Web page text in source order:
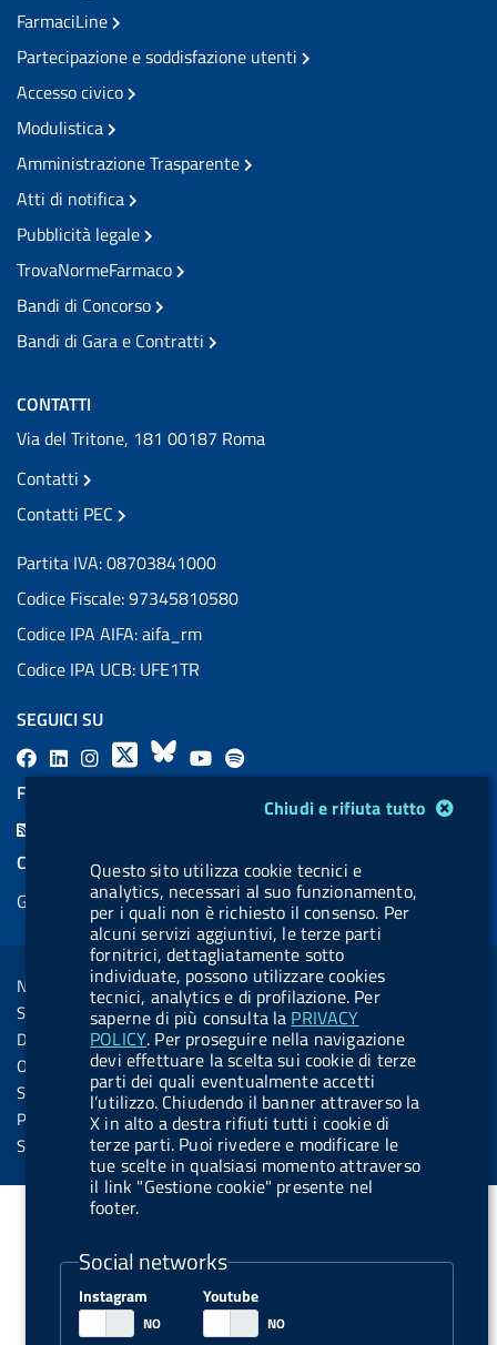
Chiudi e rifiuta tutto
Questo sito utilizza cookie tecnici e
analytics, necessari al suo funzionamento,
per i quali non è richiesto il consenso. Per
alcuni servizi aggiuntivi, le terze parti
fornitrici, dettagliatamente sotto
individuate, possono utilizzare cookies
tecnici, analytics e di profilazione. Per
saperne di più consulta la PRIVACY
POLICY. Per proseguire nella navigazione
devi effettuare la scelta sui cookie di terze
parti dei quali eventualmente accetti
l’utilizzo. Chiudendo il banner attraverso la
X in alto a destra rifiuti tutti i cookie di
terze parti. Puoi rivedere e modificare le
tue scelte in qualsiasi momento attraverso
il link "Gestione cookie" presente nel
footer.
Social networks
Instagram Youtube
FarmaciLine
Partecipazione e soddisfazione utenti
Accesso civico
Modulistica
Amministrazione Trasparente
Atti di notifica
Pubblicità legale
TrovaNormeFarmaco
Bandi di Concorso
Bandi di Gara e Contratti
CONTATTI
Via del Tritone, 181 00187 Roma
Contatti
Contatti PEC
Partita IVA: 08703841000
Codice Fiscale: 97345810580
Codice IPA AIFA: aifa_rm
Codice IPA UCB: UFE1TR
SEGUICI SU
F
a
L
i
a
l
.
b
u
t
t
o
n
.
i
n
s
a
g
X
B
l
s
k
y
Y
o
u
b
e
l
a
l
.
b
u
t
t
o
n
.
s
p
i
f
FEED RSS
COOKIES
Gestione cookie
Sezione Link Utili
Note legali
Social Media Policy
Dichiarazione di accessibilità
Obiettivi di accessibilità
Statistiche sito
Privacy
Servizi Online